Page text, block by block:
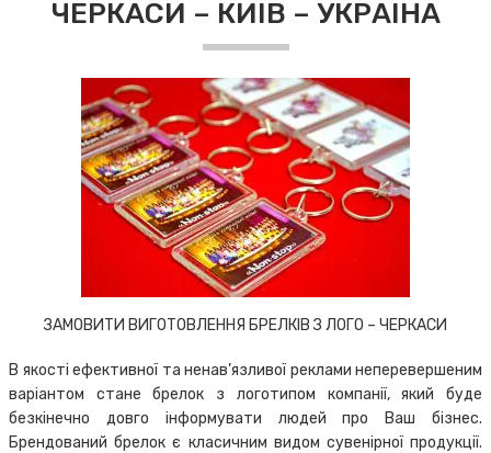
ЧЕРКАСИ – КИЇВ – УКРАЇНА
ЗАМОВИТИ ВИГОТОВЛЕННЯ БРЕЛКІВ З ЛОГО – ЧЕРКАСИ
В якості ефективної та ненав’язливої реклами неперевершеним
варіантом стане брелок з логотипом компанії, який буде
безкінечно довго інформувати людей про Ваш бізнес.
Брендований брелок є класичним видом сувенірної продукції.